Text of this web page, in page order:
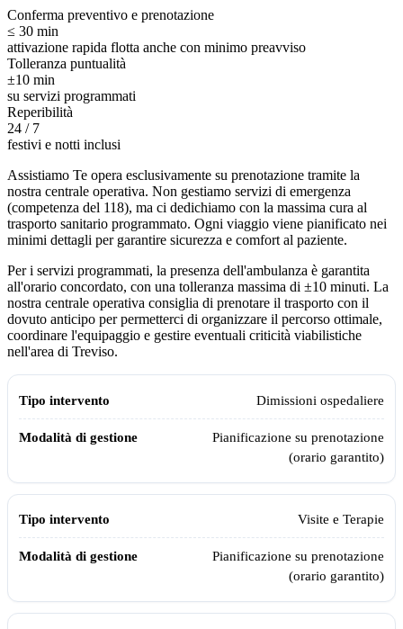
Conferma preventivo e prenotazione
≤ 30 min
attivazione rapida flotta anche con minimo preavviso
Tolleranza puntualità
±10 min
su servizi programmati
Reperibilità
24 / 7
festivi e notti inclusi
Assistiamo Te opera esclusivamente su prenotazione tramite la
nostra centrale operativa. Non gestiamo servizi di emergenza
(competenza del 118), ma ci dedichiamo con la massima cura al
trasporto sanitario programmato. Ogni viaggio viene pianificato nei
minimi dettagli per garantire sicurezza e comfort al paziente.
Per i servizi programmati, la presenza dell'ambulanza è garantita
all'orario concordato, con una tolleranza massima di ±10 minuti. La
nostra centrale operativa consiglia di prenotare il trasporto con il
dovuto anticipo per permetterci di organizzare il percorso ottimale,
coordinare l'equipaggio e gestire eventuali criticità viabilistiche
nell'area di Treviso.
Modalità di gestione e pianificazione dell'ambulanza privata
Tipo intervento
Dimissioni ospedaliere
Pianificazione su prenotazione
(orario garantito)
Visite e Terapie
Pianificazione su prenotazione
(orario garantito)